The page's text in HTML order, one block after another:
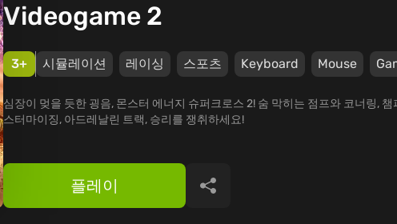
Videogame 2
3+ 시뮬레이션 레이싱 스포츠 Keyboard Mouse
심장이 멎을 듯한 굉음, 몬스터 에너지 슈퍼크로스 2! 숨 막히는 점프와 코너링,
스터마이징, 아드레날린 트랙, 승리를 쟁취하세요!
플레이 공유